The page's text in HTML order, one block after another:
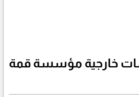
خارجية مؤسسة قمة